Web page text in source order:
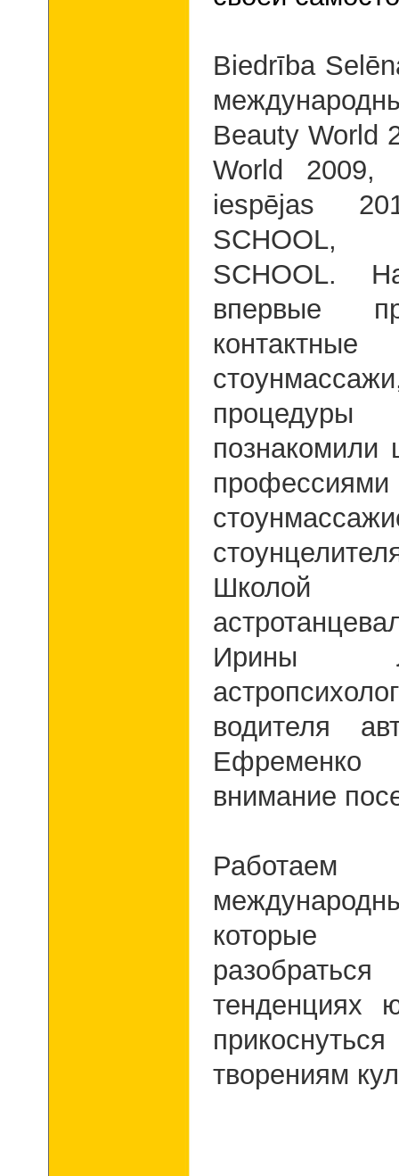
Biedrība
Beauty World
World 2009,
iespējas
SCHOOL.
впервые
процедуры
познакомили
Школой
Ирины
водителя
Ефременко
внимание
которые
тенденциях
творениям